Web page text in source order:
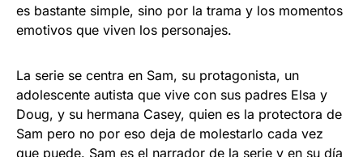
es bastante simple, sino por la trama y los momentos
emotivos que viven los personajes.
La serie se centra en Sam, su protagonista, un
adolescente autista que vive con sus padres Elsa y
Doug, y su hermana Casey, quien es la protectora de
Sam pero no por eso deja de molestarlo cada vez
que puede. Sam es el narrador de la serie y en su día